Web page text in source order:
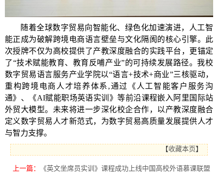
随着全球数字贸易向智能化、绿色化加速演进，人工智
能正成为破解跨境电商语言壁垒与文化隔阂的核心引擎。此
次授牌不仅为高校提供了产教深度融合的实践平台，更锚定
了“技术赋能教育、教育反哺产业”的可持续发展路径。我校
数字贸易语言服务产业学院以“语言+技术+商业”三核驱动，
重构跨境电商人才培养体系,通过《人工智能客户服务沟
通》 、
《AI赋能职场英语实训》等前沿课程嵌入阿里国际站
外贸大模型。未来将进一步深化校企合作，以产教深度融合
定义数字贸易人才新范式，为数字贸易高质量发展提供人才
与智力支撑。
【收藏本页 】
上一篇：
《英文坐席员实训》课程成功上线中国高校外语慕课联盟